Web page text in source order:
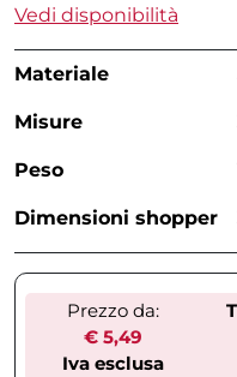
Vedi disponibilità
Materiale
Misure
Peso
Dimensioni shopper
Prezzo da:
€ 5,49
Iva esclusa